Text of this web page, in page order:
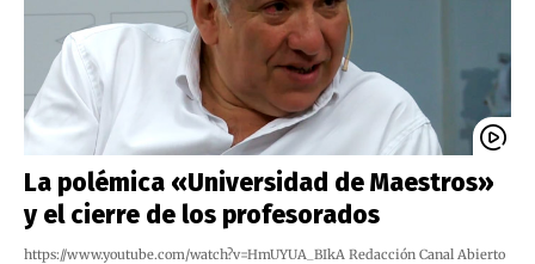
La polémica «Universidad de Maestros»
y el cierre de los profesorados
https://www.youtube.com/watch?v=HmUYUA_BIkA Redacción Canal Abierto